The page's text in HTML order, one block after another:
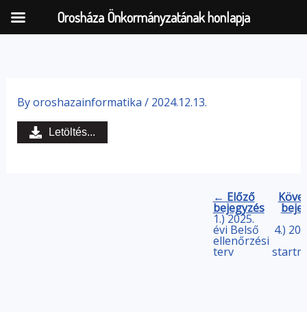
content
Byoroshazainformatika / 2024.12.13.
Letöltés...
← Előző
bejegyzés
1.) 2025.
évi Belső
ellenőrzési
terv
4.)
Orosháza Önkormányzatának honlapja